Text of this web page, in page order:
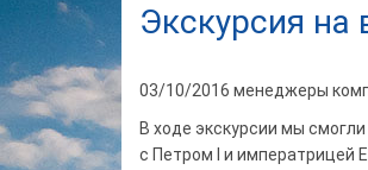
Экскурсия на
03/10/2016 менеджеры
В ходе экскурсии мы
с Петром I и императрицей